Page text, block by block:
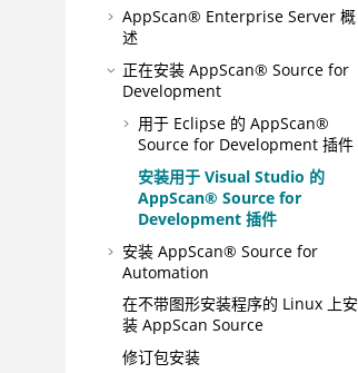
AppScan® Enterprise Server 概
述
正在安装 AppScan® Source for
Development
用于 Eclipse 的 AppScan®
Source for Development 插件
安装用于 Visual Studio 的
AppScan® Source for
Development 插件
安装 AppScan® Source for
Automation
在不带图形安装程序的 Linux 上安
装 AppScan Source
修订包安装